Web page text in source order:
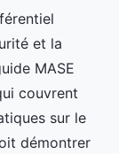
et la
MASE
couvrent
sur le
démontrer